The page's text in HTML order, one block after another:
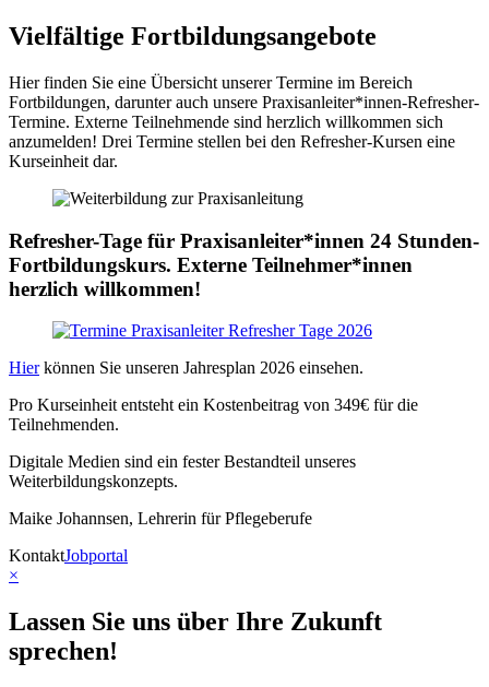
Vielfältige Fortbildungsangebote
Hier finden Sie eine Übersicht unserer Termine im Bereich
Fortbildungen, darunter auch unsere Praxisanleiter*innen-​Refresher-
Termine. Externe Teilnehmende sind herzlich willkommen sich
anzumelden! Drei Termine stellen bei den Refresher-Kursen eine
Kurseinheit dar.
Refresher-Tage für Praxisanleiter*innen 24 Stunden-
Fortbildungskurs. Externe Teilnehmer*innen
herzlich willkommen!
Hierkönnen Sie unseren Jahresplan 2026 einsehen.
Pro Kurseinheit entsteht ein Kostenbeitrag von 349€ für die
Teilnehmenden.
Digitale Medien sind ein fester Bestandteil unseres
Weiterbildungskonzepts.
Maike Johannsen, Lehrerin für Pflegeberufe
KontaktJobportal
×
Lassen Sie uns über Ihre Zukunft
sprechen!